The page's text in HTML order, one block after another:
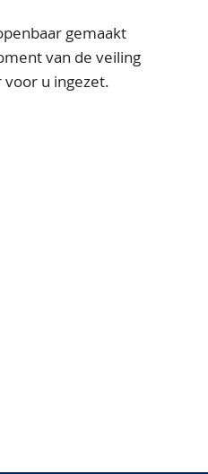
gemaakt
van de veiling
u ingezet.